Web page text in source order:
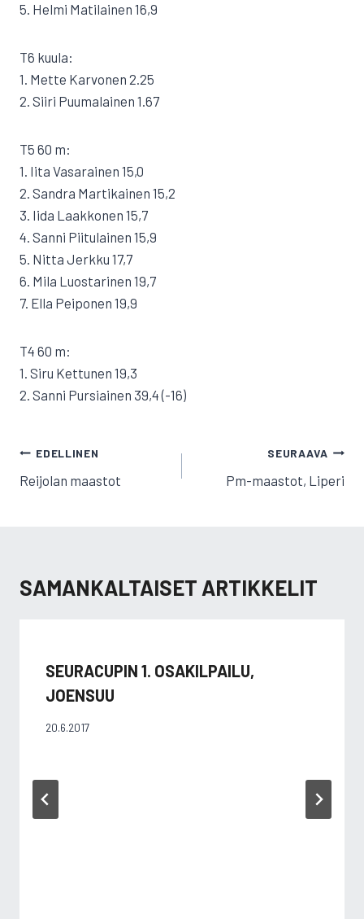
5. Helmi Matilainen 16,9
T6 kuula:
1. Mette Karvonen 2.25
2. Siiri Puumalainen 1.67
T5 60 m:
1. Iita Vasarainen 15,0
2. Sandra Martikainen 15,2
3. Iida Laakkonen 15,7
4. Sanni Piitulainen 15,9
5. Nitta Jerkku 17,7
6. Mila Luostarinen 19,7
7. Ella Peiponen 19,9
T4 60 m:
1. Siru Kettunen 19,3
2. Sanni Pursiainen 39,4 (-16)
ARTIKKELIEN
SELAUS
EDELLINEN
Reijolan maastot
SEURAAVA
Pm-maastot, Liperi
SAMANKALTAISET ARTIKKELIT
SEURACUPIN 1. OSAKILPAILU,
JOENSUU
20.6.2017